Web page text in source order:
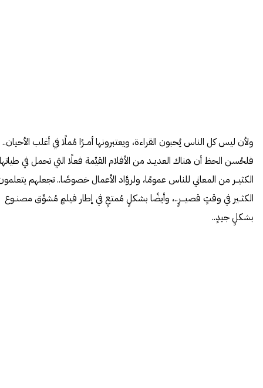
ولأن ليس كل الناس يُحبون القراءة، ويعتبرونها أمــرًا مُملًا في أغلب الأحيان..
فلحُسن الحظ أن هناك العديــد من الأفلام القيِّمة فعلًا التي تحمل في طياتها
الكثيــر من المعاني للناس عمومًا، ولروَّاد الأعمال خصوصًا.. تجعلهم
الكثــير في وقتٍ قصيـــرٍ..، وأيضًا بشكلٍ مُمتعٍ في إطار فيلمٍ مُشوِّق مصنــوع
بشكلٍ جيدٍ..